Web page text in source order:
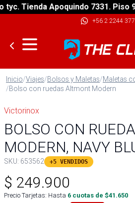
Tienda Apoquindo 7331. Piso 9.
+56 2 2244
Inicio/Viajes/Bolsos y Maletas/Maletas
/Bolso con ruedas Altmont Modern
Victorinox
BOLSO CON
MODERN, NAVY
SKU: 653562 +5 VENDIDOS
$ 249.900
Precio Tarjetas: Hasta 6 cuotas de $41.650